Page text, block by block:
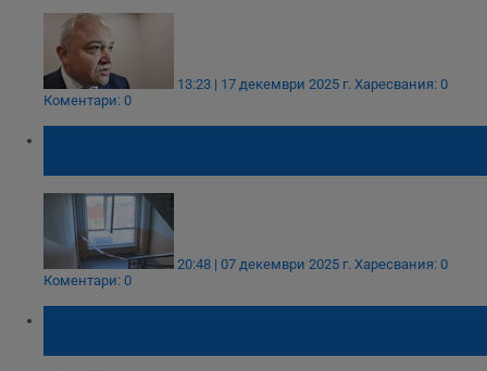
13:23 | 17 декември 2025 г. Харесвания: 0
Коментари: 0
20:48 | 07 декември 2025 г. Харесвания: 0
Коментари: 0